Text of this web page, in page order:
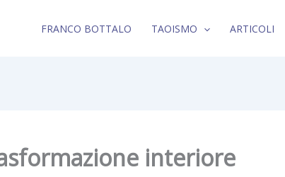
FRANCO BOTTALO TAOISMO ARTICOLI
interiore